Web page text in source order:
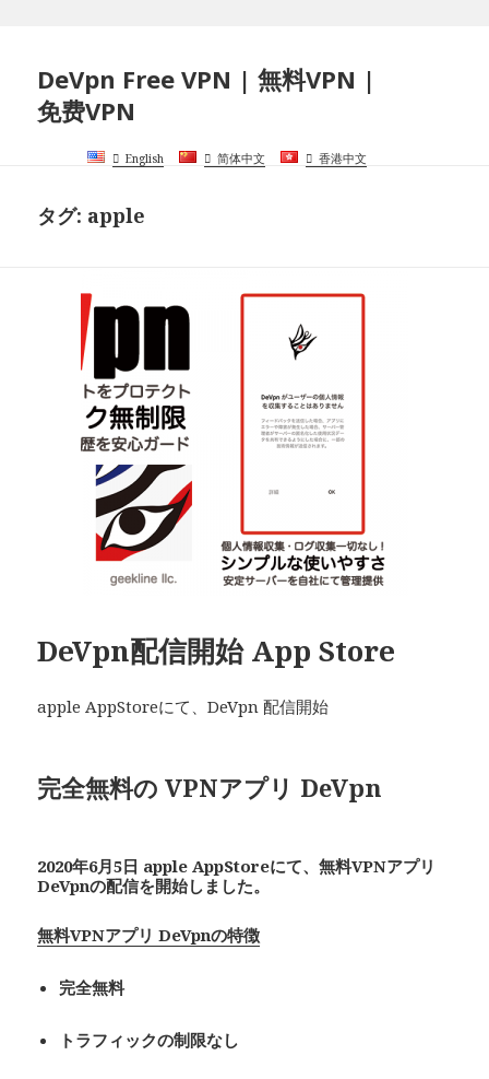
DeVpn Free VPN | 無料VPN |
免费VPN
タグ: apple
DeVpn配信開始 App Store
apple AppStoreにて、DeVpn 配信開始
完全無料の VPNアプリ DeVpn
2020年6月5日 apple AppStoreにて、無料VPNアプリ
DeVpnの配信を開始しました。
無料VPNアプリ DeVpnの特徴
完全無料
トラフィックの制限なし
English 简体中文 香港中文